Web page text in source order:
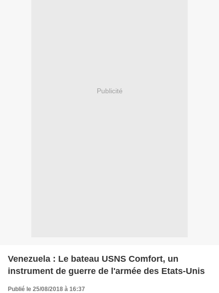
Publicité
Venezuela : Le bateau USNS Comfort, un
instrument de guerre de l'armée des Etats-Unis
Publié le 25/08/2018 à 16:37